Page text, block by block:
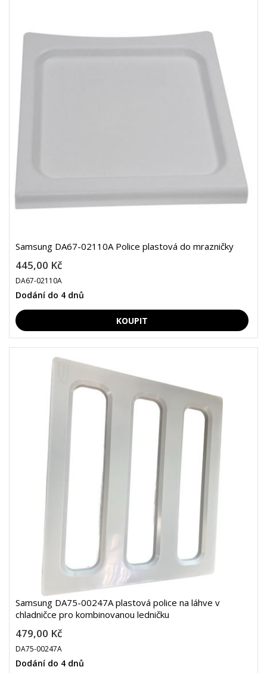
Samsung DA67-02110A Police plastová do mrazničky
445,00 Kč
DA67-02110A
Dodání do 4 dnů
Samsung DA75-00247A plastová police na láhve v
chladničce pro kombinovanou ledničku
479,00 Kč
DA75-00247A
Dodání do 4 dnů